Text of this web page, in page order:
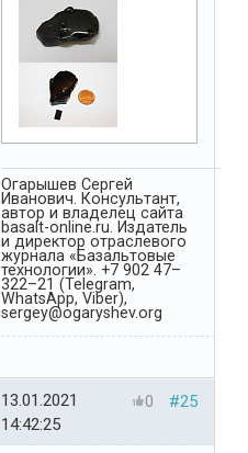
Огарышев Сергей
Иванович. Консультант,
автор и владелец сайта
basalt-online.ru. Издатель
и директор отраслевого
журнала «Базальтовые
технологии». +7 902 47–
322–21 (Telegram,
WhatsApp, Viber),
sergey@ogaryshev.org
#25
0
13.01.2021
14:42:25